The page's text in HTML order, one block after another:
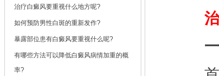
问诊
刘斌，中共党员，毕
治疗白癜风要重视什么地方呢?
如何预防男性白斑的重新发作?
暴露部位患有白癜风要重视什么呢?
有哪些方法可以降低白癜风病情加重的概
率?
治
一